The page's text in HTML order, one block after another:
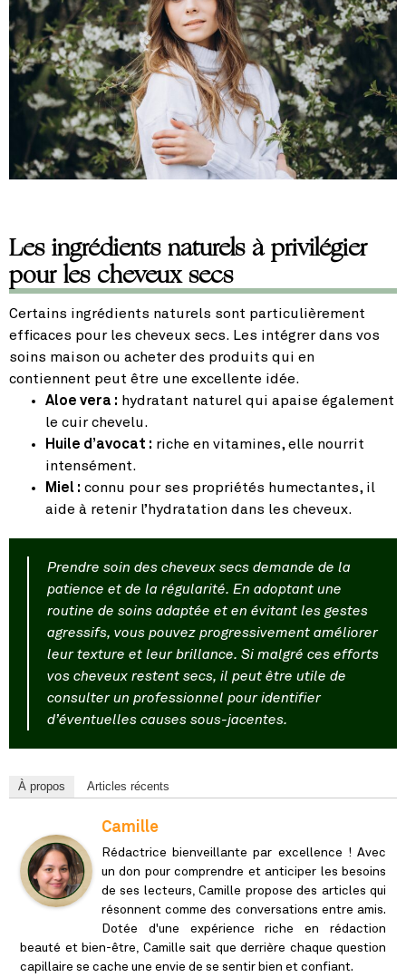
Les ingrédients naturels à privilégier
pour les cheveux secs
Certains ingrédients naturels sont particulièrement
efficaces pour les cheveux secs. Les intégrer dans vos
soins maison ou acheter des produits qui en
contiennent peut être une excellente idée.
Aloe vera : hydratant naturel qui apaise également
le cuir chevelu.
Huile d’avocat : riche en vitamines, elle nourrit
intensément.
Miel : connu pour ses propriétés humectantes, il
aide à retenir l’hydratation dans les cheveux.
Prendre soin des cheveux secs demande de la
patience et de la régularité. En adoptant une
routine de soins adaptée et en évitant les gestes
agressifs, vous pouvez progressivement améliorer
leur texture et leur brillance. Si malgré ces efforts
vos cheveux restent secs, il peut être utile de
consulter un professionnel pour identifier
d’éventuelles causes sous-jacentes.
À propos Articles récents
Camille
Rédactrice bienveillante par excellence ! Avec
un don pour comprendre et anticiper les besoins
de ses lecteurs, Camille propose des articles qui
résonnent comme des conversations entre amis.
Dotée d'une expérience riche en rédaction
beauté et bien-être, Camille sait que derrière chaque question
capillaire se cache une envie de se sentir bien et confiant.